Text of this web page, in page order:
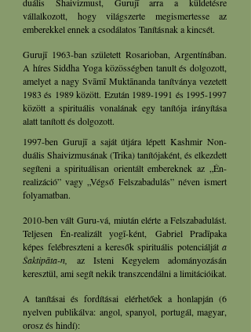
vállalkozott, hogy világszerte megismertesse az
emberekkel ennek a csodálatos Tanításnak a kincsét.
Gurujī 1963-ban született Rosarioban, Argentínában.
A híres Siddha Yoga közösségben tanult és dolgozott,
amelyet a nagy Svāmī Muktānanda tanítványa vezetett
1983 és 1989 között. Ezután 1989-1991 és 1995-1997
között a spirituális vonalának egy tanítója irányítása
alatt tanított és dolgozott.
1997-ben Gurujī a saját útjára lépett Kashmir Non-
duális Shaivizmusának (Trika) tanítójaként, és elkezdett
segíteni a spirituálisan orientált embereknek az „Én-
realizáció” vagy „Végső Felszabadulás” néven ismert
folyamatban.
2010-ben vált Guru-vá, miután elérte a Felszabadulást.
Teljesen Én-realizált yogī-ként,
Gabriel Pradīpaka
képes felébreszteni a keresők spirituális potenciálját a
Śaktipāta-n
az Isteni Kegyelem adományozásán
keresztül, ami segít nekik transzcendálni a limitációikat.
A tanításai és fordításai elérhetőek a honlapján (6
nyelven publikálva: angol, spanyol, portugál, magyar,
orosz és hindí):